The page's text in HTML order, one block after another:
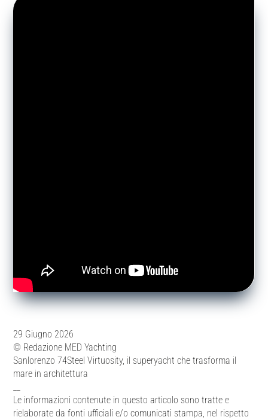
29 Giugno 2026
© Redazione MED Yachting
Sanlorenzo 74Steel Virtuosity, il superyacht che trasforma il
mare in architettura
Le informazioni contenute in questo articolo sono tratte e
rielaborate da fonti ufficiali e/o comunicati stampa, nel rispetto